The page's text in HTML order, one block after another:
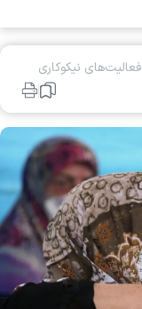
فعالیت‌های نیکوکاری